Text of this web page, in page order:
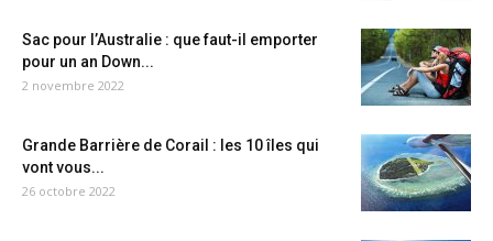
Sac pour l’Australie : que faut-il emporter
pour un an Down...
2 novembre 2022
Grande Barrière de Corail : les 10 îles qui
vont vous...
26 octobre 2022